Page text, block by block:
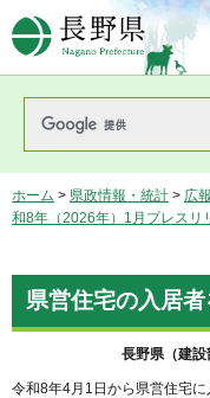
長野県
ホーム > 県政情報・統計 > 広
和8年（2026年）1月プレスリ
県営住宅の入居
長野県（建
令和8年4月1日から県営住宅